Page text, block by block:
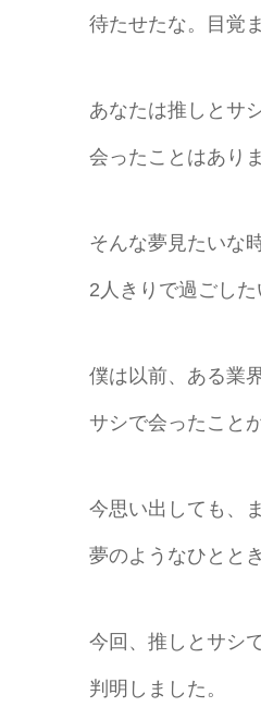
待たせたな。目覚
あなたは推しとサ
会ったことはあり
そんな夢見たいな
2人きりで過ごし
僕は以前、ある業
サシで会ったこと
今思い出しても、
夢のようなひとと
今回、推しとサシ
判明しました。